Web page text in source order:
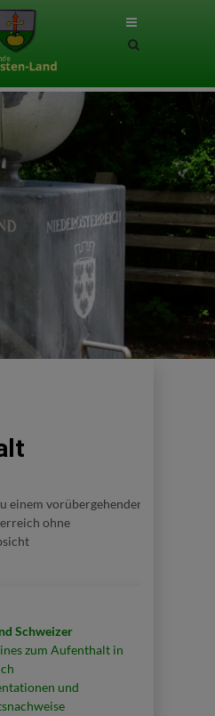
Site
einem vorübergehenden
ohne
Schweizer
zum Aufenthalt in
und